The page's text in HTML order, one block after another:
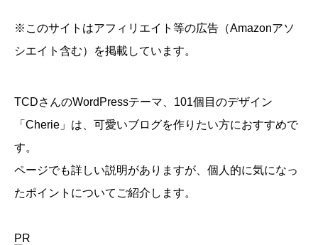
※このサイトはアフィリエイト等の広告（Amazonアソ
シエイト含む）を掲載しています。
TCDさんのWordPressテーマ、101個目のデザイン
「Cherie」は、可愛いブログを作りたい方におすすめで
す。
ページでも詳しい説明がありますが、個人的に気になっ
たポイントについてご紹介します。
PR